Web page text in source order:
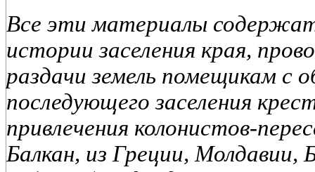
Все эти материалы
истории заселения края,
раздачи земель помещикам с
последующего заселения
привлечения колонистов-
Балкан, из Греции, Молдавии,